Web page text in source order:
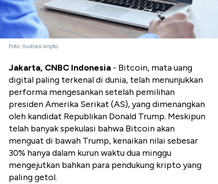
Foto: Ilustrasi kripto
Jakarta, CNBC Indonesia - Bitcoin, mata uang
digital paling terkenal di dunia, telah menunjukkan
performa mengesankan setelah pemilihan
presiden Amerika Serikat (AS), yang dimenangkan
oleh kandidat Republikan Donald Trump. Meskipun
telah banyak spekulasi bahwa Bitcoin akan
menguat di bawah Trump, kenaikan nilai sebesar
30% hanya dalam kurun waktu dua minggu
mengejutkan bahkan para pendukung kripto yang
paling getol.